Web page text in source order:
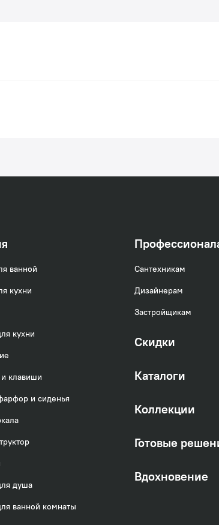
ванной
кухни
кухни
клавиши
и сиденья
душа
ванной комнаты
Сантехникам
Дизайнерам
Застройщикам
Скидки
Каталоги
Коллекции
Готовые
Вдохновение